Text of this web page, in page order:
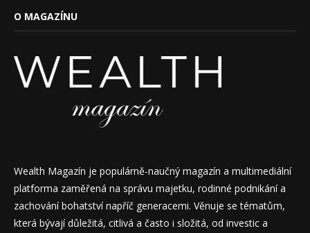
O MAGAZÍNU
Wealth Magazín je populárně-naučný magazín a multimediální
platforma zaměřená na správu majetku, rodinné podnikání a
zachování bohatství napříč generacemi. Věnuje se tématům,
která bývají důležitá, citlivá a často i složitá, od investic a